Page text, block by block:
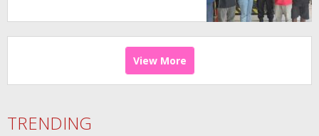
View More
TRENDING